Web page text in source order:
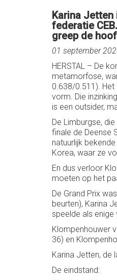
Karina Jetten
federatie
greep de
01 september
HERSTAL – De
metamorfose,
0.638/0.511). Het
vorm. Die
is een outsider,
De Limburgse,
finale de Deense
natuurlijk
Korea, waar ze
En dus verloor
moeten op het
De Grand Prix
beurten), Karina
speelde als enige
Klompenhouwer
36) en
Karina Jetten, de
De eindstand: